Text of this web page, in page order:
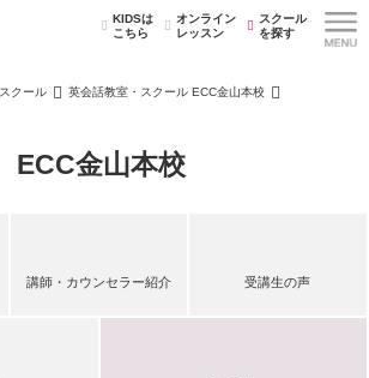
KIDSは
こちら
オンライン
レッスン
スクール
を探す
クール
英会話教室・スクール ECC金山本校
ECC金山本校
講師・カウンセラー紹介 受講生の声